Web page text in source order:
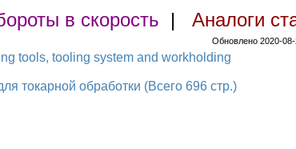
в скорость | Аналоги
Обновлено 2020-08-
tools, tooling system and workholding
токарной обработки (Всего 696 стр.)